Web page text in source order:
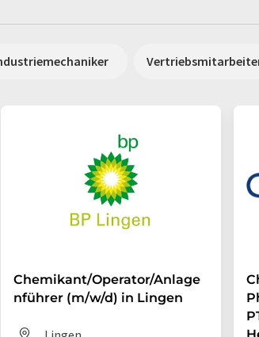
Chemikant/Operator/Anlage
nführer (m/w/d) in Lingen